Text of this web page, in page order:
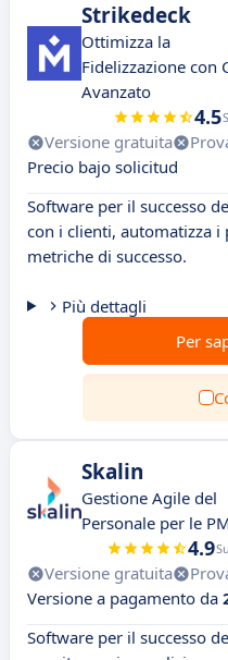
Strikedeck
Ottimizza la
Fidelizzazione con
Avanzato
4.5
Versione gratuita
Precio bajo solicitud
Software per il successo
con i clienti, automatizza i
metriche di successo.
Più dettagli
Per
Skalin
Gestione Agile del
Personale per le
4.9
Versione gratuita
Versione a pagamento da
Software per il successo